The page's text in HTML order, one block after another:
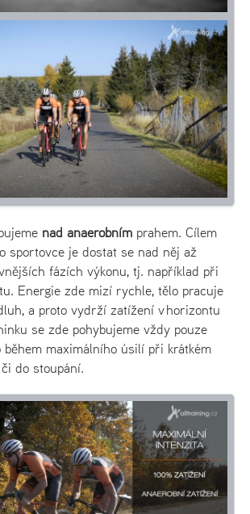
nad anaerobním prahem. Cílem
sportovce je dostat se nad něj až
fázích výkonu, tj. například při
Energie zde mizí rychle, tělo pracuje
a proto vydrží zatížení v horizontu
se zde pohybujeme vždy pouze
maximálního úsilí při krátkém
do stoupání.